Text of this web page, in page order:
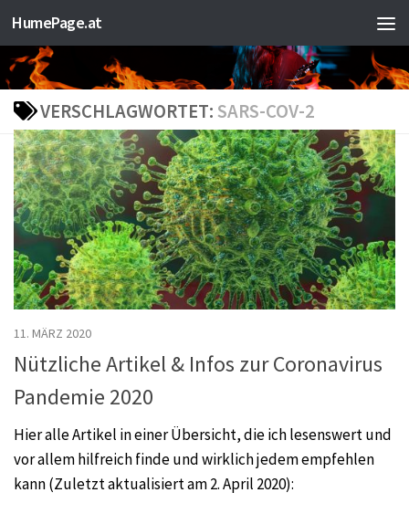
Zum Inhalt springen
HumePage.at
VERSCHLAGWORTET: SARS-COV-2
11. MÄRZ 2020
Nützliche Artikel & Infos zur Coronavirus
Pandemie 2020
Hier alle Artikel in einer Übersicht, die ich lesenswert und
vor allem hilfreich finde und wirklich jedem empfehlen
kann (Zuletzt aktualisiert am 2. April 2020):